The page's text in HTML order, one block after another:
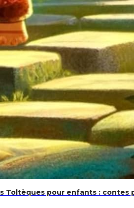
Toltèques pour enfants : contes